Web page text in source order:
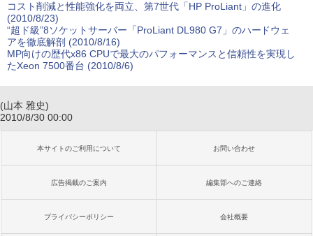
コスト削減と性能強化を両立、第7世代「HP ProLiant」の進化
(2010/8/23)
“超ド級”8ソケットサーバー「ProLiant DL980 G7」のハードウェ
アを徹底解剖 (2010/8/16)
MP向けの歴代x86 CPUで最大のパフォーマンスと信頼性を実現し
たXeon 7500番台 (2010/8/6)
(山本 雅史)
2010/8/30 00:00
本サイトのご利用について お問い合わせ
広告掲載のご案内 編集部へのご連絡
プライバシーポリシー 会社概要